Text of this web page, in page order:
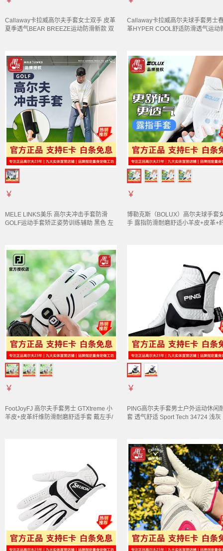
Callaway卡拉威高尔夫手套女士双手 皮革
夏季透气BEAR BREEZE运动防滑新款 双
Callaway卡拉威高尔夫球手套男士
革HYPER COOL舒适防滑透气运动
￥
MELE LINKS美乐 高尔夫冲击手套防滑
GOLF运动手套矫正姿势训练辅助 黑色 左
￥
博勒克斯（BOLUX）高尔夫球手套
手 露指防滑耐磨舒适小羊皮+皮革+
￥
FootJoyFJ 高尔夫手套男士 GTXtreme 小
羊皮+皮革纤维防滑耐磨舒适手套 戴左手/
￥
PING高尔夫手套男士户外运动休闲
套 透气舒适 Sport Tech 34724 浅灰